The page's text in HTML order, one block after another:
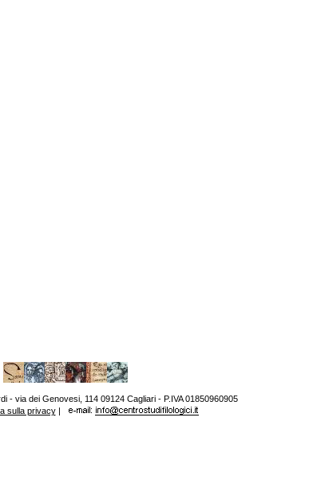
- via dei Genovesi, 114 09124 Cagliari - P.IVA 01850960905
sulla privacy|